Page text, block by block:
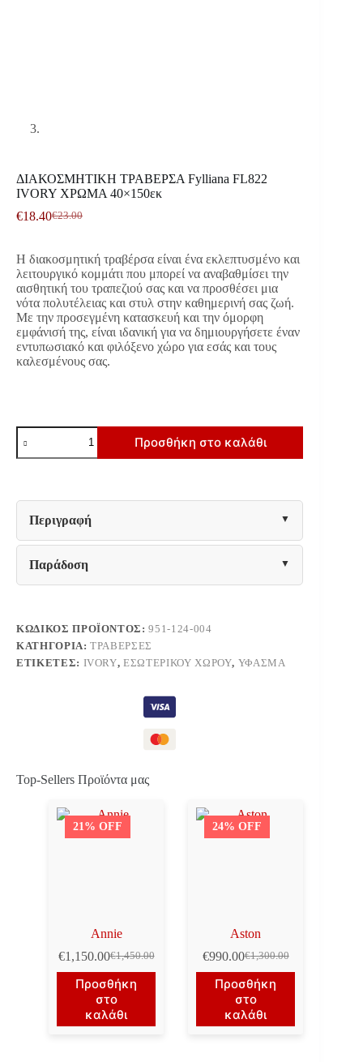
ΔΙΑΚΟΣΜΗΤΙΚΗ ΤΡΑΒΕΡΣΑ Fylliana FL822
IVORY ΧΡΩΜΑ 40×150εκ
€23.00
Original
€23.00.
€18.40Η
είναι:
€18.40.
Η διακοσμητική τραβέρσα είναι ένα εκλεπτυσμένο και
λειτουργικό κομμάτι που μπορεί να αναβαθμίσει την
αισθητική του τραπεζιού σας και να προσθέσει μια
νότα πολυτέλειας και στυλ στην καθημερινή σας ζωή.
Με την προσεγμένη κατασκευή και την όμορφη
εμφάνισή της, είναι ιδανική για να δημιουργήσετε έναν
εντυπωσιακό και φιλόξενο χώρο για εσάς και τους
καλεσμένους σας.
ΔΙΑΚΟΣΜΗΤΙΚΗ
ΤΡΑΒΕΡΣΑ
Fylliana
ΧΡΩΜΑ
40x150εκ
ποσότητα
Προσθήκη στο καλάθι
Περιγραφή
Παράδοση
ΚΩΔΙΚΌΣ ΠΡΟΪΌΝΤΟΣ:951-124-004
ΚΑΤΗΓΟΡΊΑ:ΤΡΑΒΈΡΣΕΣ
ΕΤΙΚΈΤΕΣ: IVORY,ΕΣΩΤΕΡΙΚΟΎ ΧΏΡΟΥ, ΎΦΑΣΜΑ
Top-Sellers Προϊόντα μας
21% OFF
Annie
€1,450.00
Original
price
was:
€1,450.00.
€1,150.00Η
τρέχουσα
τιμή
είναι:
€1,150.00.
Προσθήκη
στο
καλάθι
24% OFF
Aston
€1,300.00
Original
price
was:
€1,300.00.
€990.00Η
τρέχουσα
τιμή
είναι:
€990.00.
Προσθήκη
στο
καλάθι